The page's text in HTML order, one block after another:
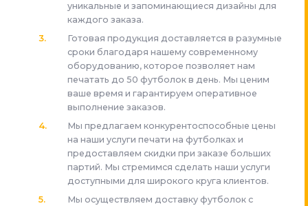
уникальные и запоминающиеся дизайны для
каждого заказа.
Готовая продукция доставляется в разумные
сроки благодаря нашему современному
оборудованию, которое позволяет нам
печатать до 50 футболок в день. Мы ценим
ваше время и гарантируем оперативное
выполнение заказов.
Мы предлагаем конкурентоспособные цены
на наши услуги печати на футболках и
предоставляем скидки при заказе больших
партий. Мы стремимся сделать наши услуги
доступными для широкого круга клиентов.
Мы осуществляем доставку футболок с